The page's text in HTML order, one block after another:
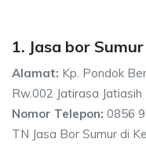
1. Jasa bor
Alamat: Kp. Pondok
Rw.002 Jatirasa
Nomor Telepon: 0856
TN Jasa Bor Sumur di